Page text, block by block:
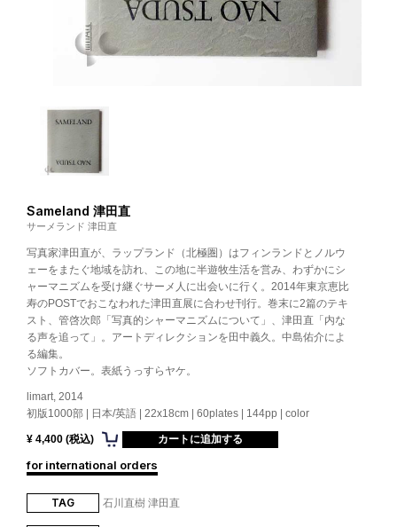
Sameland 津田直
サーメランド 津田直
写真家津田直が、ラップランド（北極圏）はフィンランドとノルウ
ェーをまたぐ地域を訪れ、この地に半遊牧生活を営み、わずかにシ
ャーマニズムを受け継ぐサーメ人に出会いに行く。2014年東京恵比
寿のPOSTでおこなわれた津田直展に合わせ刊行。巻末に2篇のテキ
スト、管啓次郎「写真的シャーマニズムについて」、津田直「内な
る声を追って」。アートディレクションを田中義久。中島佑介によ
る編集。
ソフトカバー。表紙うっすらヤケ。
limart, 2014
初版1000部 | 日本/英語 | 22x18cm | 60plates | 144pp | color
¥ 4,400 (税込)
for international orders
TAG 石川直樹 津田直